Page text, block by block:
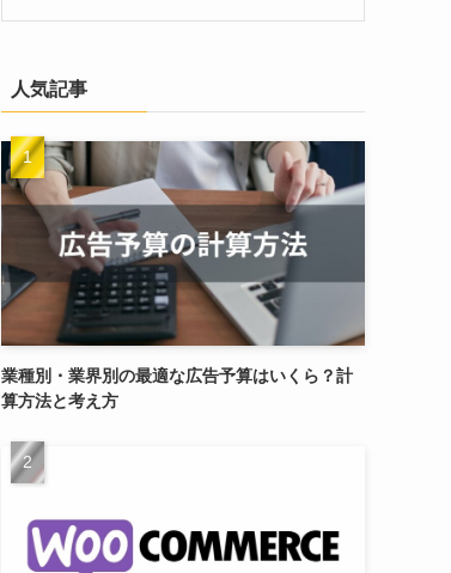
人気記事
業種別・業界別の最適な広告予算はいくら？計
算方法と考え方